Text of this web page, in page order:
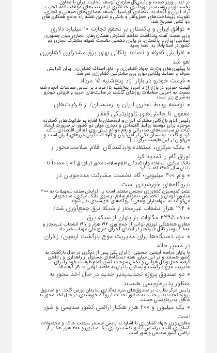
در دیدار وزیر صمت و رئیس‌کل سازمان توسعه تجارت ایران با معاون
نخست‌وزیر روسیه، بر بهره‌گیری حداکثری از ظرفیت‌های موافقت‌نامه تجارت
آزاد ایران و اتحادیه اقتصادی اوراسیا، توسعه همکاری‌های صنعتی و تجاری،
تقویت زیرساخت‌های حمل‌ونقل و بانکی و تدوین نقشه راه جامع همکاری‌های
دو کشور تصریح شد.
توافق ایران و پاکستان بر تحقق تجارت ۱۰ میلیارد دلاری
وزیر صمت گفت:یادداشت تفاهم گسترش همکاری‌های تجاری میان جمهوری
اسلامی ایران و پاکستان، در پایان دهمین نشست کمیته مشترک تجاری دو
کشور در اسلام‌آباد به امضا رسید.
افزایش تعرفه و تصاعد پلکانی بهای برق مشترکین کشاورزی
لغو شد
با پیگیری‌های وزارت جهاد کشاورزی و اتاق اصناف کشاورزی ایران افزایش
تعرفه و تصاعد پلکانی بهای برق مشترکین کشاورزی لغو شد.
قیمت خودرو در بازار آزاد پنج‌شنبه ۱۵ مرداد
قیمت خودرو در بازار آزاد امروز پنج‌شنبه ۱۵ مرداد بر اساس معاملات انجام شده
نسبت به آخرین معاملات روز‌های گذشته در سایت‌های خرید و فروش خودرو
به شرح زیر است.
توسعه روابط تجاری ایران و ارمنستان/ از ظرفیت‌های
مغفول تا چالش‌های ژئوپلیتیکی قفقاز
رئیس اتاق بازرگانی مشترک ایران و ارمنستان با اشاره به ظرفیت‌های گسترده
موجود برای توسعه روابط اقتصادی و تجاری میان دو کشور، بر ضرورت ایجاد
ثبات در سیاست‌های صادراتی و رفع موانع پیش روی فعالان اقتصادی تأکید
کرد و گفت: ارمنستان یکی از امن‌ترین و کم‌حاشیه‌ترین مرز‌های ایران است و
می‌توان از این ظرفیت برای […]
بانک مرکزی، استفاده واردکنندگان اقلام سلامت‌محور از
اوراق گام را تمدید کرد
بانک مرکزی استفاده واردکنندگان اقلام سلامت‌محور از اوراق گام را مجدداً تا
پایان سال ۱۴۰۵ تمدید کرد.
وام ۴۰۰ میلیونی؛ گام نخست مشارکت مددجویان در
نیروگاه‌های خورشیدی است
عضو کمیسیون کشاورزی مجلس معتقد است با افزایش سقف تسهیلات به ۴۰۰
میلیون تومان و تخصیص به‌موقع منابع از سوی بانک مرکزی، مددجویان
می‌توانند به سهامداران واقعی نیروگاه‌های خورشیدی بدل شوند.
۱۹۴ هزار انشعاب غیرمجاز از شبکه برق جمع‌آوری شد/
حذف ۲۳۹۵ مگاوات بار پنهان از شبکه برق
معاون هماهنگی توزیع توانیر از جمع‌آوری ۱۹۴ هزار و ۱۹۷ انشعاب غیرمجاز و
۸۰۰ کیلومتر کابل غیرمجاز از ابتدای اجرای طرح ملی مهتاب خبر داد.
عزم دستگاه‌ها برای مدیریت موج بازگشت اربعین/ زائران
در مسیر خانه
با پایان مراسم اربعین حسینی، زائران یکی پس از دیگری در حال بازگشت به
کشور هستند و در این میان، همه دستگاه‌های مسئول از راهداری و راه‌آهن
گرفته حمل ونقل هوایی و بخش سوخت کشور تمام ظرفیت خود را برای
مدیریت موج بازگشت و رساندن زائران به مقصد نهایی به کار گرفته‌اند.
دو صندوق پروژه تجدیدپذیر جدید در حال اخذ مجوز به
منظور پذیره‌نویسی هستند
رئیس مرکز نظارت بر صندوق‌های سرمایه‌گذاری سازمان بورس گفت: دو صندوق
پروژه تجدیدپذیر جدید به منظور احداث نیروگاه خورشیدی در حال اخذ مجوز به
منظور پذیره‌نویسی هستند.
یک میلیون و ۲۰۰ هزار هکتار اراضی کشور سدیمی و شور
است
معاون وزیر جهاد کشاورزی با اشاره به پایش مستمر سلامت خاک و محصولات
کشاورزی گفت: براساس نتایج نقشه برداری یک میلیون و ۲۰۰ هزار هکتار از
اراضی کشور سدیمی و شور است.